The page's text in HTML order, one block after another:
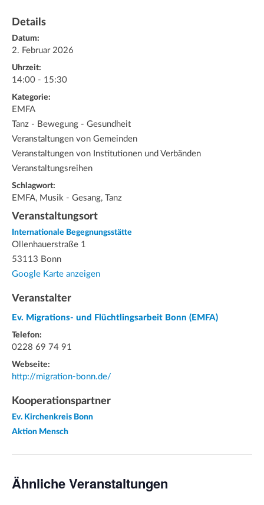
Details
Datum:
2. Februar 2026
Uhrzeit:
14:00 - 15:30
Kategorie:
EMFA
Tanz - Bewegung - Gesundheit
Veranstaltungen von Gemeinden
Veranstaltungen von Institutionen und Verbänden
Veranstaltungsreihen
Schlagwort:
EMFA, Musik - Gesang, Tanz
Veranstaltungsort
Internationale Begegnungsstätte
Ollenhauerstraße 1
53113 Bonn
Google Karte anzeigen
Veranstalter
Ev. Migrations- und Flüchtlingsarbeit Bonn (EMFA)
Telefon:
0228 69 74 91
Webseite:
http://migration-bonn.de/
Kooperationspartner
Ev. Kirchenkreis Bonn
Aktion Mensch
Ähnliche Veranstaltungen